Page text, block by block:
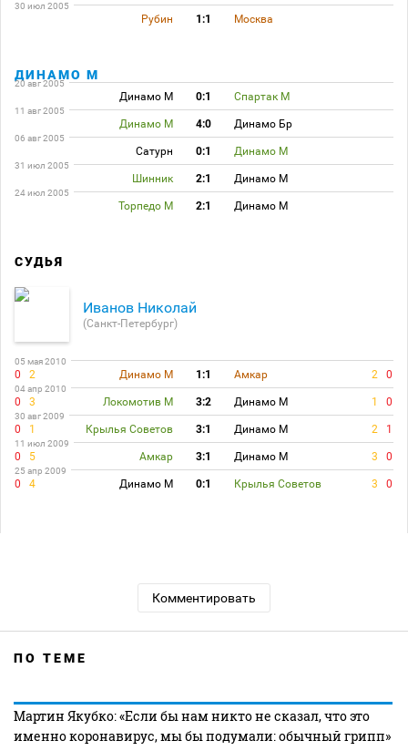
30 июл 2005
Рубин 1:1 Москва
ДИНАМО М
20 авг 2005
Динамо М 0:1 Спартак М
11 авг 2005
Динамо М 4:0 Динамо Бр
06 авг 2005
Сатурн 0:1 Динамо М
31 июл 2005
Шинник 2:1 Динамо М
24 июл 2005
Торпедо М 2:1 Динамо М
СУДЬЯ
Иванов Николай
(Санкт-Петербург)
05 мая 2010
0 2 Динамо М 1:1 Амкар 2 0
04 апр 2010
0 3 Локомотив М 3:2 Динамо М 1 0
30 авг 2009
0 1 Крылья Советов 3:1 Динамо М 2 1
11 июл 2009
0 5 Амкар 3:1 Динамо М 3 0
25 апр 2009
0 4 Динамо М 0:1 Крылья Советов 3 0
Комментировать
ПО ТЕМЕ
Мартин Якубко: «Если бы нам никто не сказал, что это
именно коронавирус, мы бы подумали: обычный грипп»